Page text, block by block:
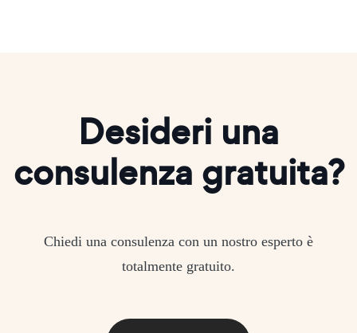
Desideri una
consulenza gratuita?
Chiedi una consulenza con un nostro esperto è
totalmente gratuito.